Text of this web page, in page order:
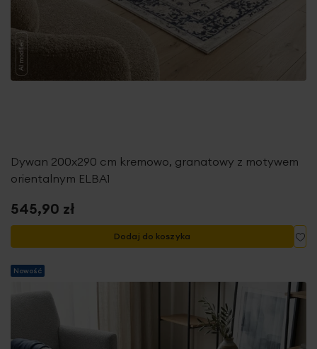
Dywan 200x290 cm kremowo, granatowy z motywem
orientalnym ELBA1
545,90 zł
Dodaj do koszyka
Nowość